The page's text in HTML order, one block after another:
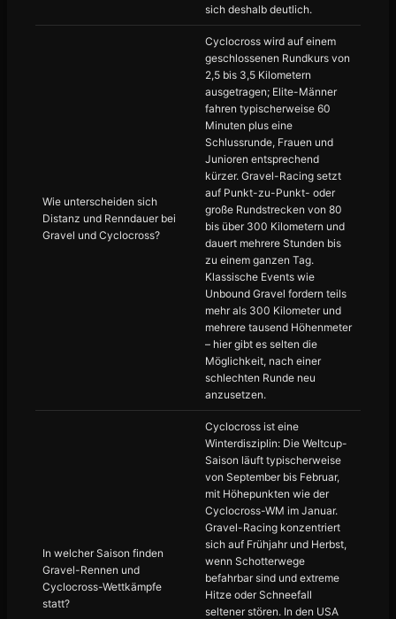
sich deshalb deutlich.
Wie unterscheiden sich
Distanz und Renndauer bei
Gravel und Cyclocross?
Cyclocross wird auf einem
geschlossenen Rundkurs von
2,5 bis 3,5 Kilometern
ausgetragen; Elite-Männer
fahren typischerweise 60
Minuten plus eine
Schlussrunde, Frauen und
Junioren entsprechend
kürzer. Gravel-Racing setzt
auf Punkt-zu-Punkt- oder
große Rundstrecken von 80
bis über 300 Kilometern und
dauert mehrere Stunden bis
zu einem ganzen Tag.
Klassische Events wie
Unbound Gravel fordern teils
mehr als 300 Kilometer und
mehrere tausend Höhenmeter
– hier gibt es selten die
Möglichkeit, nach einer
schlechten Runde neu
anzusetzen.
In welcher Saison finden
Gravel-Rennen und
Cyclocross-Wettkämpfe
statt?
Cyclocross ist eine
Winterdisziplin: Die Weltcup-
Saison läuft typischerweise
von September bis Februar,
mit Höhepunkten wie der
Cyclocross-WM im Januar.
Gravel-Racing konzentriert
sich auf Frühjahr und Herbst,
wenn Schotterwege
befahrbar sind und extreme
Hitze oder Schneefall
seltener stören. In den USA